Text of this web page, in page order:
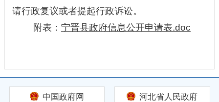
请行政复议或者提起行政诉讼。
附表： 宁晋县政府信息公开申请表.doc
中国政府网 河北省人民政府